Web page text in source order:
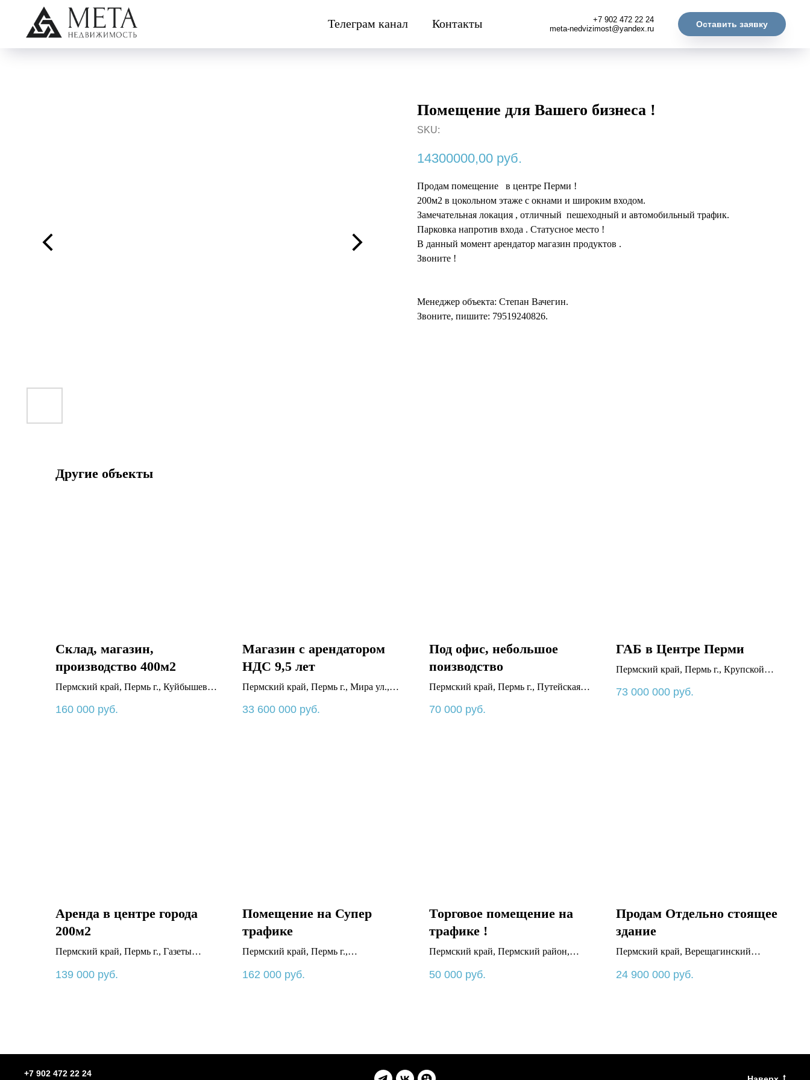
Телеграм канал Контакты
+7 902 472 22 24
meta-nedvizimost@yandex.ru
Оставить заявку
Помещение для Вашего бизнеса !
SKU:
14300000,00 руб.
Продам помещение в центре Перми !
200м2 в цокольном этаже с окнами и широким входом.
Замечательная локация , отличный пешеходный и автомобильный трафик.
Парковка напротив входа . Статусное место !
В данный момент арендатор магазин продуктов .
Звоните !
Менеджер объекта: Степан Вачегин.
Звоните, пишите: 79519240826.
Другие объекты
Склад, магазин,
производство 400м2
Пермский край, Пермь г., Куйбышева
160 000 руб.
Магазин с арендатором
НДС 9,5 лет
Пермский край, Пермь г., Мира ул.,
33 600 000 руб.
Под офис, небольшое
поизводство
Пермский край, Пермь г., Путейская
70 000 руб.
ГАБ в Центре Перми
Пермский край, Пермь г., Крупской
73 000 000 руб.
Аренда в центре города
200м2
Пермский край, Пермь г., Газеты
139 000 руб.
Помещение на Супер
трафике
Пермский край, Пермь г.,
162 000 руб.
Торговое помещение на
трафике !
Пермский край, Пермский район,
50 000 руб.
Продам Отдельно стоящее
здание
Пермский край, Верещагинский
87
24 900 000 руб.
+7 902 472 22 24